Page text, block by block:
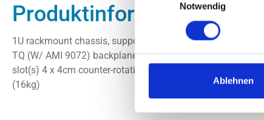
Notwendig
Ablehnen
Produktinformationen
1U rackmount chassis, support for motherboard size: 12"
TQ (W/ AMI 9072) backplane, support up to 8x 2.5-inch
slot(s) 4 x 4cm counter-rotating PWM fan(s) Optional 2 x
(16kg)